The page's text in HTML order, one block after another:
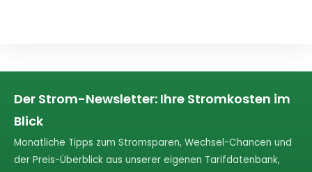
Der Strom-Newsletter: Ihre Stromkosten im
Blick
Monatliche Tipps zum Stromsparen, Wechsel-Chancen und
der Preis-Überblick aus unserer eigenen Tarifdatenbank,